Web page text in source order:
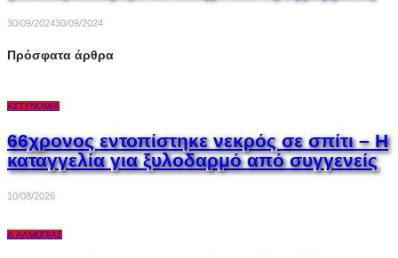
30/09/202430/09/2024
Πρόσφατα άρθρα
ΑΣΤΥΝΟΜΊΑ
66χρονος εντοπίστηκε νεκρός σε σπίτι – Η
καταγγελία για ξυλοδαρμό από συγγενείς
10/08/2026
Δ.ΑΛΜΩΠΊΑΣ